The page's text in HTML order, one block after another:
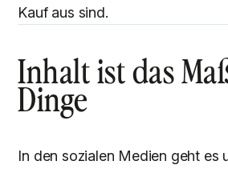
Kauf aus sind.
Inhalt ist das
Dinge
In den sozialen Medien geht es